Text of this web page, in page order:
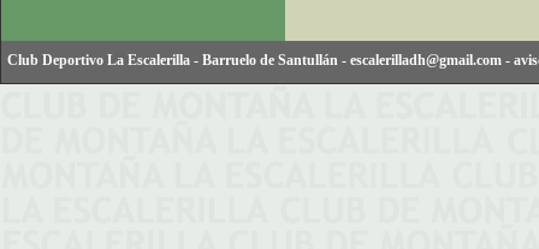
Club Deportivo La Escalerilla - Barruelo de Santullán - escalerilladh@gmail.com -